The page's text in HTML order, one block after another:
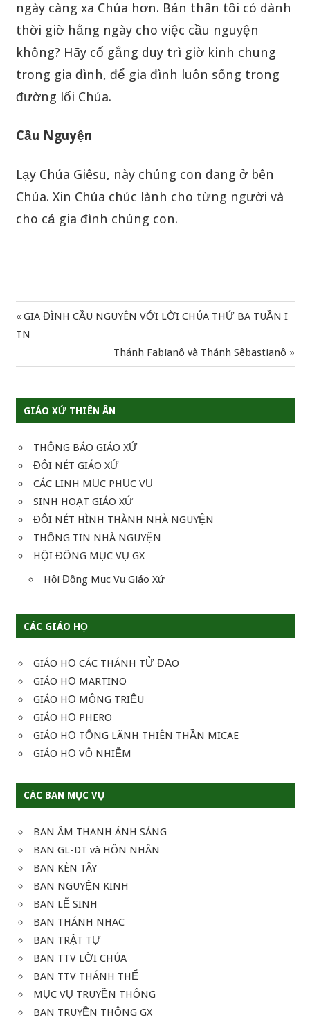
GIÁO XỨ THIÊN ÂN
THÔNG BÁO GIÁO XỨ
ĐÔI NÉT GIÁO XỨ
CÁC LINH MỤC PHỤC VỤ
SINH HOẠT GIÁO XỨ
ĐÔI NÉT HÌNH THÀNH NHÀ NGUYỆN
THÔNG TIN NHÀ NGUYỆN
HỘI ĐỒNG MỤC VỤ GX
Hội Đồng Mục Vụ Giáo Xứ
CÁC GIÁO HỌ
GIÁO HỌ CÁC THÁNH TỬ ĐẠO
GIÁO HỌ MARTINO
GIÁO HỌ MÔNG TRIỆU
GIÁO HỌ PHERO
GIÁO HỌ TỔNG LÃNH THIÊN THẦN MICAE
GIÁO HỌ VÔ NHIỄM
CÁC BAN MỤC VỤ
BAN ÂM THANH ÁNH SÁNG
BAN GL-DT và HÔN NHÂN
BAN KÈN TÂY
BAN NGUYỆN KINH
BAN LỄ SINH
BAN THÁNH NHAC
BAN TRẬT TỰ
BAN TTV LỜI CHÚA
BAN TTV THÁNH THỂ
MỤC VỤ TRUYỀN THÔNG
BAN TRUYỀN THÔNG GX
ngày càng xa Chúa hơn. Bản thân tôi có dành
thời giờ hằng ngày cho việc cầu nguyện
không? Hãy cố gắng duy trì giờ kinh chung
trong gia đình, để gia đình luôn sống trong
đường lối Chúa.
Cầu Nguyện
Lạy Chúa Giêsu, này chúng con đang ở bên
Chúa. Xin Chúa chúc lành cho từng người và
cho cả gia đình chúng con.
Điều
viết
Previous
Post:
GIA ĐÌNH CẦU NGUYÊN VỚI LỜI CHÚA THỨ BA TUẦN I
TN
Next
Post:
Thánh Fabianô và Thánh Sêbastianô